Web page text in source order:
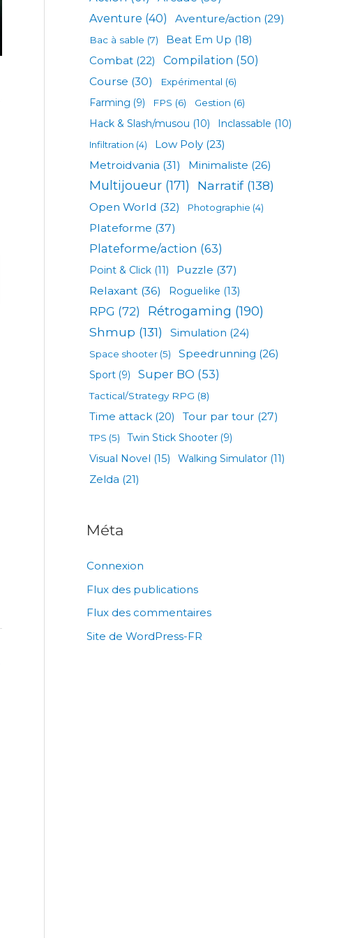
Aventure (40) Aventure/action (29)
Bac à sable (7) Beat Em Up (18)
Combat(22) Compilation (50)
Course (30) Expérimental (6)
Farming (9) FPS (6) Gestion (6)
Hack & Slash/musou (10) Inclassable (10)
Infiltration (4) Low Poly (23)
Metroidvania (31) Minimaliste (26)
Multijoueur(171) Narratif(138)
Open World (32) Photographie (4)
Plateforme (37)
Plateforme/action (63)
Point & Click(11) Puzzle (37)
Relaxant (36) Roguelike (13)
RPG (72) Rétrogaming (190)
Shmup (131) Simulation (24)
Space shooter(5) Speedrunning (26)
Sport(9) Super BO (53)
Tactical/Strategy RPG (8)
Time attack(20) Tour par tour (27)
TPS (5) Twin Stick Shooter (9)
Visual Novel (15) Walking Simulator (11)
Zelda (21)
Méta
Connexion
Flux des publications
Flux des commentaires
Site de WordPress-FR